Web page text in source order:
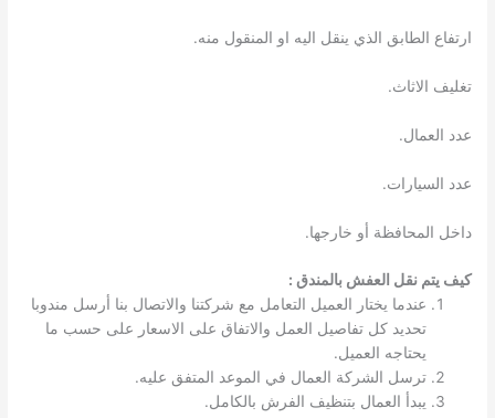
ارتفاع الطابق الذي ينقل اليه او المنقول منه.
تغليف الاثاث.
عدد العمال.
عدد السيارات.
داخل المحافظة أو خارجها.
كيف يتم نقل العفش بالمندق :
عندما يختار العميل التعامل مع شركتنا والاتصال بنا أرسل مندوبا
تحديد كل تفاصيل العمل والاتفاق على الاسعار على حسب ما
يحتاجه العميل.
ترسل الشركة العمال في الموعد المتفق عليه.
يبدأ العمال بتنظيف الفرش بالكامل.